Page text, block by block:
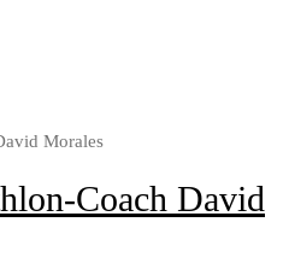
Coach David